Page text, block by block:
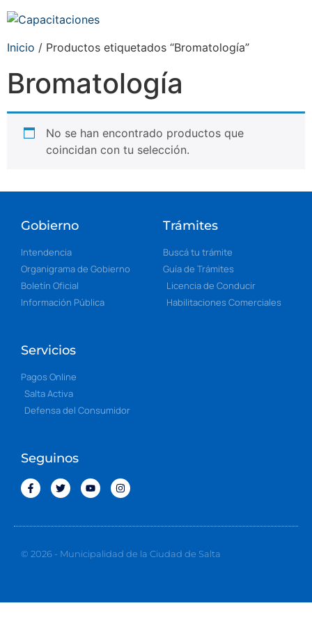
Inicio / Productos etiquetados “Bromatología”
Bromatología
No se han encontrado productos que
coincidan con tu selección.
Gobierno
Intendencia
Organigrama de Gobierno
Boletín Oficial
Información Pública
Trámites
Buscá tu trámite
Guía de Trámites
Licencia de Conducir
Habilitaciones Comerciales
Servicios
Pagos Online
Salta Activa
Defensa del Consumidor
Seguinos
© 2026 - Municipalidad de la Ciudad de Salta